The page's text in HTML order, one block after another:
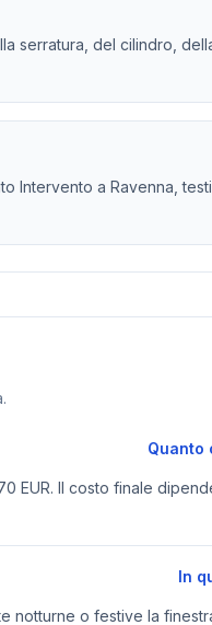
serratura, del cilindro,
Intervento a Ravenna,
Quanto
EUR. Il costo finale
In
notturne o festive la